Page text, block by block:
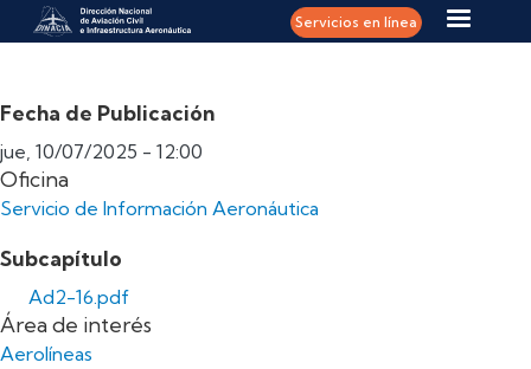
Pasar al contenido principal Servicios en línea
Fecha de Publicación
jue, 10/07/2025 - 12:00
Oficina
Servicio de Información Aeronáutica
Subcapítulo
Ad2-16.pdf
Área de interés
Aerolíneas